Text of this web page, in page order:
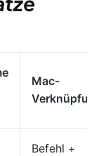
Mac-
Befehl +